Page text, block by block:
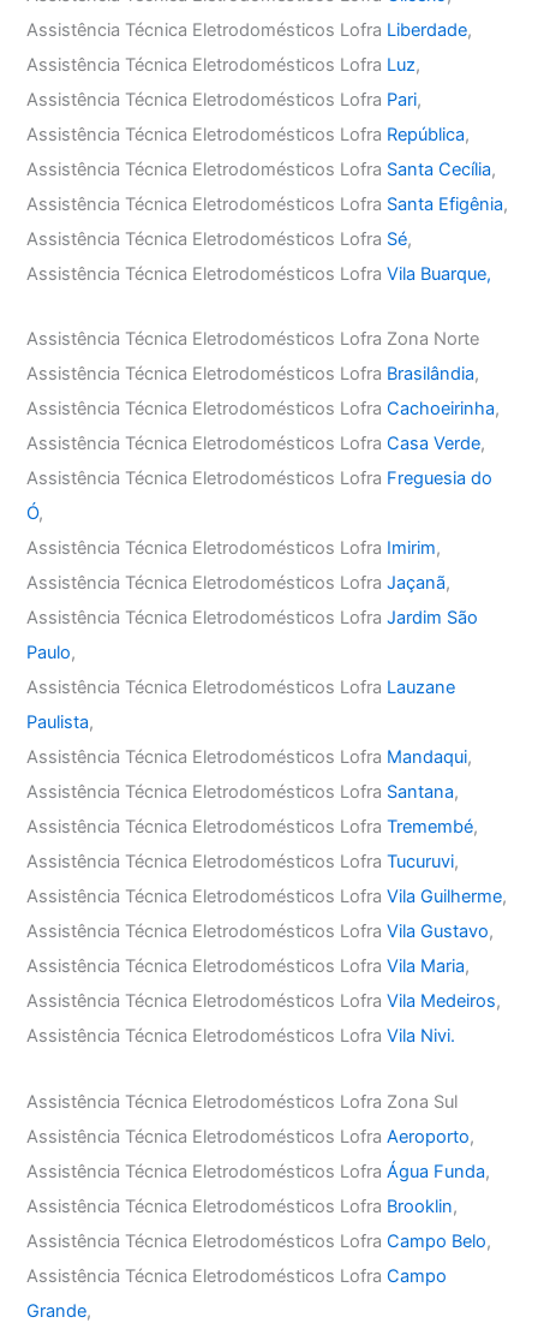
Assistência Técnica Eletrodomésticos Lofra Liberdade,
Assistência Técnica Eletrodomésticos Lofra Luz,
Assistência Técnica Eletrodomésticos Lofra Pari,
Assistência Técnica Eletrodomésticos Lofra República,
Assistência Técnica Eletrodomésticos Lofra Santa Cecília,
Assistência Técnica Eletrodomésticos Lofra Santa Efigênia,
Assistência Técnica Eletrodomésticos Lofra Sé,
Assistência Técnica Eletrodomésticos LofraVila Buarque,
Assistência Técnica Eletrodomésticos Lofra Zona Norte
Assistência Técnica Eletrodomésticos Lofra Brasilândia,
Assistência Técnica Eletrodomésticos LofraCachoeirinha,
Assistência Técnica Eletrodomésticos LofraCasa Verde,
Assistência Técnica Eletrodomésticos Lofra Freguesia do
Ó,
Assistência Técnica Eletrodomésticos Lofra Imirim,
Assistência Técnica Eletrodomésticos LofraJaçanã,
Assistência Técnica Eletrodomésticos LofraJardim São
Paulo,
Assistência Técnica Eletrodomésticos Lofra Lauzane
Paulista,
Assistência Técnica Eletrodomésticos Lofra Mandaqui,
Assistência Técnica Eletrodomésticos Lofra Santana,
Assistência Técnica Eletrodomésticos LofraTremembé,
Assistência Técnica Eletrodomésticos LofraTucuruvi,
Assistência Técnica Eletrodomésticos LofraVila Guilherme,
Assistência Técnica Eletrodomésticos LofraVila Gustavo,
Assistência Técnica Eletrodomésticos LofraVila Maria,
Assistência Técnica Eletrodomésticos LofraVila Medeiros,
Assistência Técnica Eletrodomésticos LofraVila Nivi.
Assistência Técnica Eletrodomésticos Lofra Zona Sul
Assistência Técnica Eletrodomésticos LofraAeroporto,
Assistência Técnica Eletrodomésticos LofraÁgua Funda,
Assistência Técnica Eletrodomésticos Lofra Brooklin,
Assistência Técnica Eletrodomésticos LofraCampo Belo,
Assistência Técnica Eletrodomésticos LofraCampo
Grande,